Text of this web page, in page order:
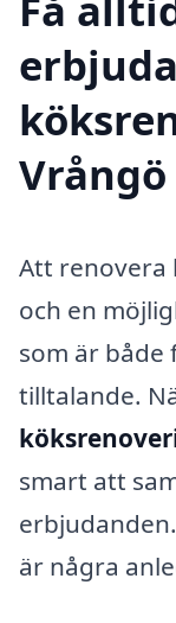
Vrångö
Att renovera
och en
som är
tilltalande.
smart att
är några